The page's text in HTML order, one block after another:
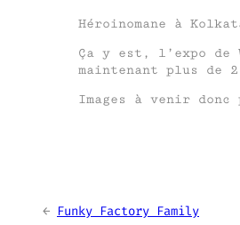
Héroinomane à
Ça y est, l’expo
maintenant plus de
Images à venir donc
← Funky Factory Family